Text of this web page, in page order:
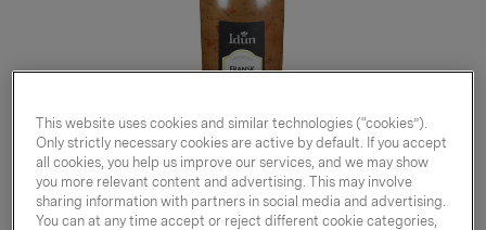
This website uses cookies and similar technologies (“cookies”).
Only strictly necessary cookies are active by default. If you accept
all cookies, you help us improve our services, and we may show
you more relevant content and advertising. This may involve
sharing information with partners in social media and advertising.
You can at any time accept or reject different cookie categories,